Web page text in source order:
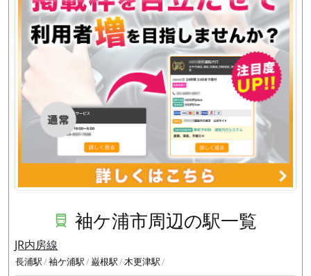
袖ケ浦市周辺の駅一覧
JR内房線
長浦駅 袖ケ浦駅 巌根駅 木更津駅